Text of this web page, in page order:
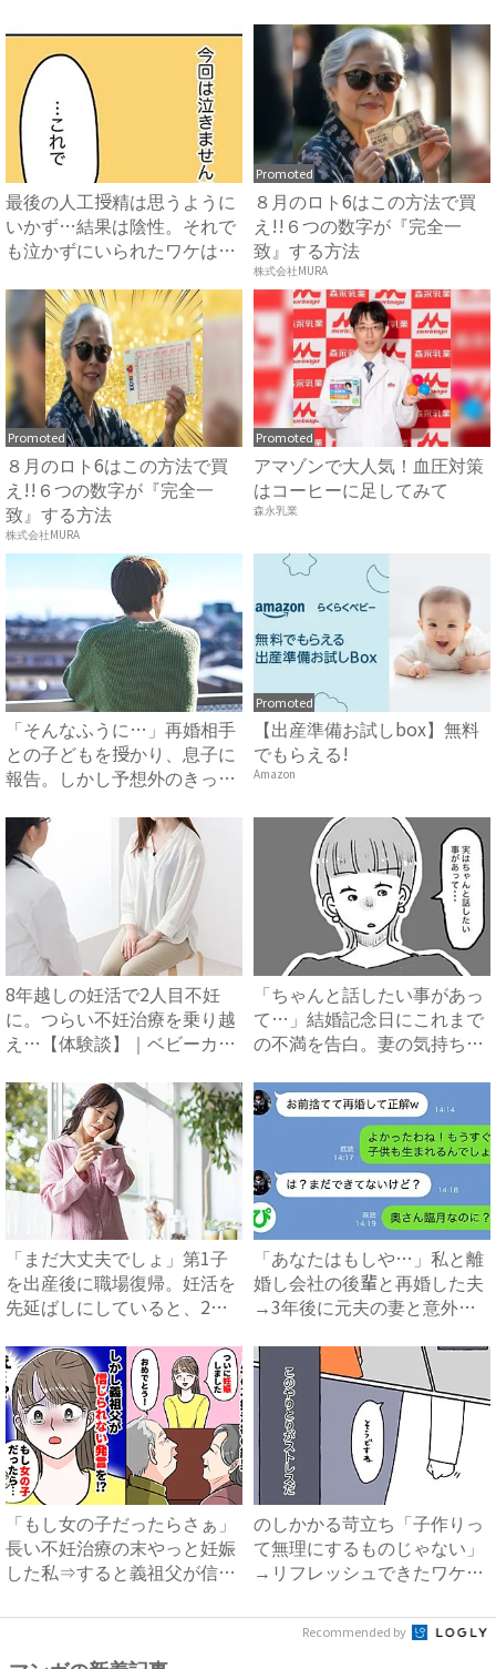
最後の人工授精は思うように
いかず…結果は陰性。それで
も泣かずにいられたワケは…
Promoted
８月のロト6はこの方法で買
え!!６つの数字が『完全一
致』する方法
株式会社MURA
Promoted
８月のロト6はこの方法で買
え!!６つの数字が『完全一
致』する方法
株式会社MURA
Promoted
アマゾンで大人気！血圧対策
はコーヒーに足してみて
森永乳業
「そんなふうに…」再婚相手
との子どもを授かり、息子に
報告。しかし予想外のきっか
Promoted
【出産準備お試しbox】無料
でもらえる!
Amazon
8年越しの妊活で2人目不妊
に。つらい不妊治療を乗り越
え…【体験談】｜ベビーカレ
「ちゃんと話したい事があっ
て…」結婚記念日にこれまで
の不満を告白。妻の気持ち
「まだ大丈夫でしょ」第1子
を出産後に職場復帰。妊活を
先延ばしにしていると、2人
「あなたはもしや…」私と離
婚し会社の後輩と再婚した夫
→3年後に元夫の妻と意外な
「もし女の子だったらさぁ」
長い不妊治療の末やっと妊娠
した私⇒すると義祖父が信じ
のしかかる苛立ち「子作りっ
て無理にするものじゃない」
→リフレッシュできたワケ
Recommended by